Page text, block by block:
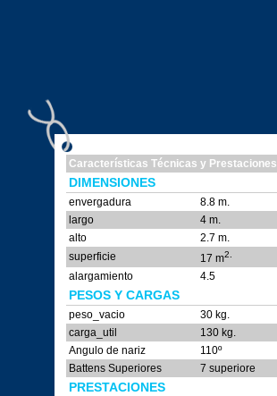
Características Técnicas y Prestaciones
DIMENSIONES
envergadura
8.8 m.
largo
4 m.
alto
2.7 m.
superficie
17 m2.
alargamiento 4.5
PESOS Y CARGAS
peso_vacio
30 kg.
carga_util
130 kg.
Angulo de nariz
110º
Battens Superiores
7 superiore
PRESTACIONES